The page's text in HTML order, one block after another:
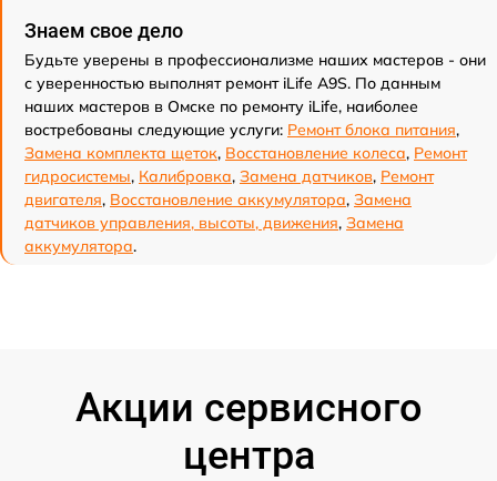
Знаем свое дело
Будьте уверены в профессионализме наших мастеров - они
с уверенностью выполнят ремонт iLife A9S. По данным
наших мастеров в Омске по ремонту iLife, наиболее
востребованы следующие услуги: Ремонт блока питания,
Замена комплекта щеток, Восстановление колеса, Ремонт
гидросистемы, Калибровка, Замена датчиков, Ремонт
двигателя, Восстановление аккумулятора, Замена
датчиков управления, высоты, движения, Замена
аккумулятора.
Акции сервисного
центра